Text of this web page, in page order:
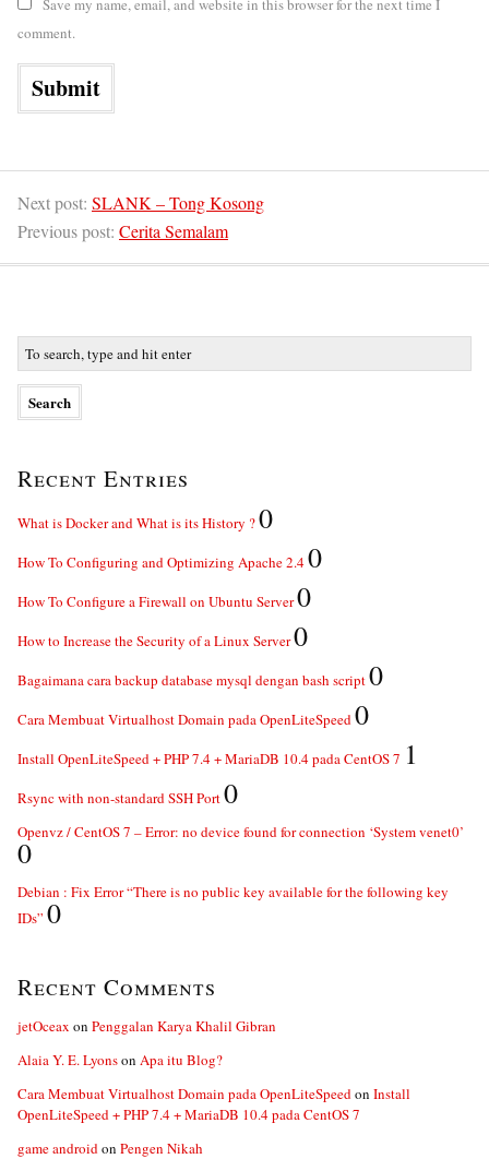
Save my name, email, and website in this browser for the next time I
comment.
Next post: SLANK – Tong Kosong
Previous post: Cerita Semalam
Recent Entries
What is Docker and What is its History ?0
How To Configuring and Optimizing Apache 2.40
How To Configure a Firewall on Ubuntu Server0
How to Increase the Security of a Linux Server0
Bagaimana cara backup database mysql dengan bash script0
Cara Membuat Virtualhost Domain pada OpenLiteSpeed0
Install OpenLiteSpeed + PHP 7.4 + MariaDB 10.4 pada CentOS 7 1
Rsync with non-standard SSH Port0
Openvz / CentOS 7 – Error: no device found for connection ‘System venet0’
0
Debian : Fix Error “There is no public key available for the following key
IDs” 0
Recent Comments
jetOceax on Penggalan Karya Khalil Gibran
Alaia Y. E. Lyonson Apa itu Blog?
Cara Membuat Virtualhost Domain pada OpenLiteSpeedon Install
OpenLiteSpeed + PHP 7.4 + MariaDB 10.4 pada CentOS 7
game androidon Pengen Nikah